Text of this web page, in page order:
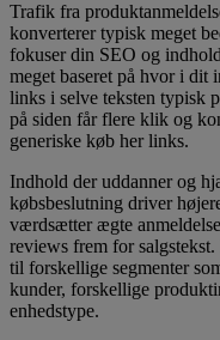
Trafik fra
konverterer typisk meget
fokuser din SEO og
meget baseret på hvor i dit
links i selve teksten typisk
på siden får flere klik og
generiske køb her links.
Indhold der uddanner og
købsbeslutning driver
værdsætter ægte
reviews frem for
til forskellige segmenter
kunder, forskellige
enhedstype.